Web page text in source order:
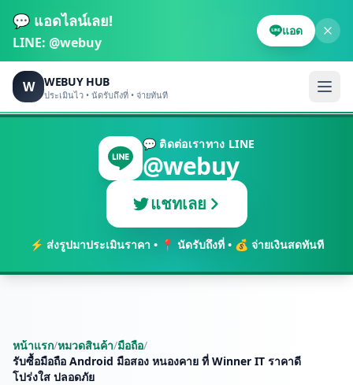
💬 แอดไลน์เลย!
LINE: @webuy
แอด
W WEBUY HUB
ประเมินไว • นัดรับถึงที่ • จ่ายทันที
💬 ติดต่อเราทาง LINE
@webuy
แชทเลย
⚡ ส่งรูปมาประเมินราคา • 📍 นัดรับถึงที่ • 💰 จ่ายเงินสดทันที
หน้าแรก/หมวดสินค้า/มือถือ/
รับซื้อมือถือ Android มือสอง หนองคาย ที่ Winner IT ราคาดี
โปร่งใส ปลอดภัย